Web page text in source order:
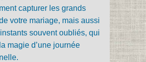
capturer les grands
votre mariage, mais aussi
souvent oubliés, qui
magie d’une journée